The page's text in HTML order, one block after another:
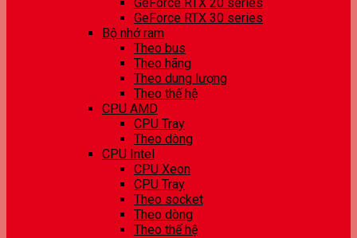
GeForce RTX 30 series
Bộ nhớ ram
Theo bus
Theo hãng
Theo dung lượng
Theo thế hệ
CPU AMD
CPU Tray
Theo dòng
CPU Intel
CPU Xeon
CPU Tray
Theo socket
Theo dòng
Theo thế hệ